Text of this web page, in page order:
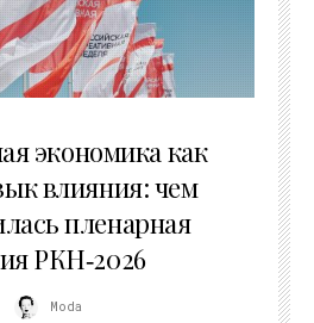
экономика как
влияния: чем
пленарная
РКН‑2026
Moda